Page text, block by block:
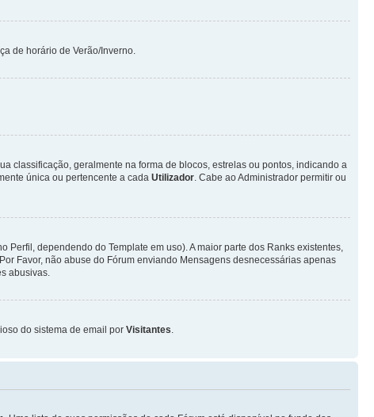
de horário de Verão/Inverno.
classificação, geralmente na forma de blocos, estrelas ou pontos, indicando a
única ou pertencente a cada Utilizador. Cabe ao Administrador permitir ou
dependendo do Template em uso). A maior parte dos Ranks existentes,
Favor, não abuse do Fórum enviando Mensagens desnecessárias apenas
abusivas.
do sistema de email por Visitantes.